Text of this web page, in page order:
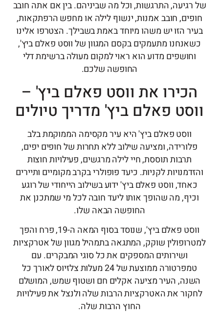
התרגשות, וכל מה שביניהם. בין אם אתה חובב
חובב אמנות, ינשוף לילה או מחפש הרפתקאות,
הזו יש משהו מיוחד באמת בשבילך. הצטרפו אלינו
מתעמקים בקסם המגוון של ווסט פאלם ביץ',
מדוע הוא ראוי למקום מעולה ברשימת דלי
החופשה שלכם.
את ווסט פאלם ביץ' –
פאלם ביץ' מדריך טיולים
ווסט פאלם ביץ' היא עיר מקסימה הממוקמת בלב
ומציעה שילוב ללא תחרות של חופים יפים,
תרבות תוססת, חיי לילה מרגשים, פעילויות חוצות
לקניות. כיעד פופולרי בקרב מקומיים ותיירים
ווסט פאלם ביץ' ידוע בשילוב הייחודי של רוגע
מה שהופך אותו ליעד חובה לכל מי שמתכנן את
החופשה הבאה שלו.
ווסט פאלם ביץ', שנוסד בסוף המאה ה-19, פרח והפך
שוקק, המתגאה בתמהיל מגוון של אטרקציות
ושירותים המספקים את כל סוגי המבקרים. עם
טמפרטורה ממוצעת של 24 מעלות צלזיוס לאורך כל
העיר מציעה אקלים חם ושטוף שמש, המושלם
את האטרקציות הרבות שלה ולנצל את פעילויות
החוץ הרבות שלה.